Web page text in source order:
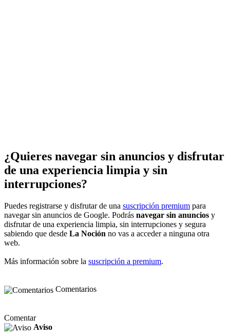
¿Quieres navegar sin anuncios y disfrutar
de una experiencia limpia y sin
interrupciones?
Puedes registrarse y disfrutar de una suscripción premium para
navegar sin anuncios de Google. Podrás navegar sin anuncios y
disfrutar de una experiencia limpia, sin interrupciones y segura
sabiendo que desde La Noción no vas a acceder a ninguna otra
web.
Más información sobre la suscripción a premium.
Comentarios
Comentar
Aviso